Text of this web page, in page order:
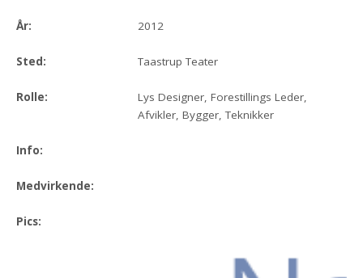
År: 2012
Sted: Taastrup Teater
Rolle:
Lys Designer, Forestillings Leder,
Afvikler, Bygger, Teknikker
Info:
Medvirkende:
Pics: